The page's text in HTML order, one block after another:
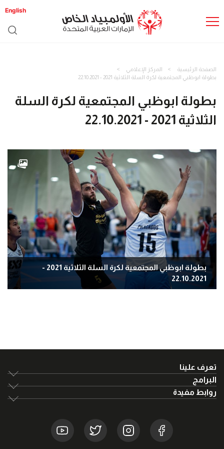
English
الصفحة الرئيسية
المركز الإعلامي
بطولة ابوظبي المجتمعية لكرة السلة الثلاثية 2021 - 22.10.2021
بطولة ابوظبي المجتمعية لكرة السلة
الثلاثية 2021 - 22.10.2021
بطولة ابوظبي المجتمعية لكرة السلة الثلاثية 2021 -
22.10.2021
تعرف علينا
البرامج
روابط مفيدة